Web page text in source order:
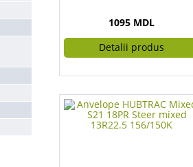
1095 MDL
Detalii produs